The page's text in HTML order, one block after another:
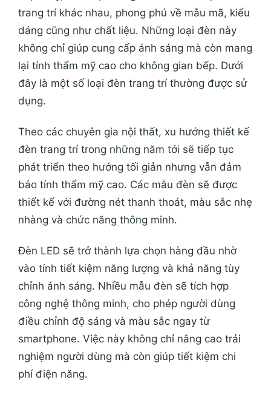
trang trí khác nhau, phong phú về mẫu mã, kiểu
dáng cũng như chất liệu. Những loại đèn này
không chỉ giúp cung cấp ánh sáng mà còn mang
lại tính thẩm mỹ cao cho không gian bếp. Dưới
đây là một số loại đèn trang trí thường được sử
dụng.
Theo các chuyên gia nội thất, xu hướng thiết kế
đèn trang trí trong những năm tới sẽ tiếp tục
phát triển theo hướng tối giản nhưng vẫn đảm
bảo tính thẩm mỹ cao. Các mẫu đèn sẽ được
thiết kế với đường nét thanh thoát, màu sắc nhẹ
nhàng và chức năng thông minh.
Đèn LED sẽ trở thành lựa chọn hàng đầu nhờ
vào tính tiết kiệm năng lượng và khả năng tùy
chỉnh ánh sáng. Nhiều mẫu đèn sẽ tích hợp
công nghệ thông minh, cho phép người dùng
điều chỉnh độ sáng và màu sắc ngay từ
smartphone. Việc này không chỉ nâng cao trải
nghiệm người dùng mà còn giúp tiết kiệm chi
phí điện năng.